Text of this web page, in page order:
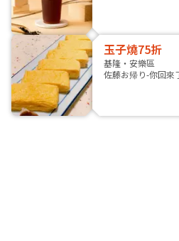
玉子燒75折
基隆・安樂區
佐藤お帰り-你回來